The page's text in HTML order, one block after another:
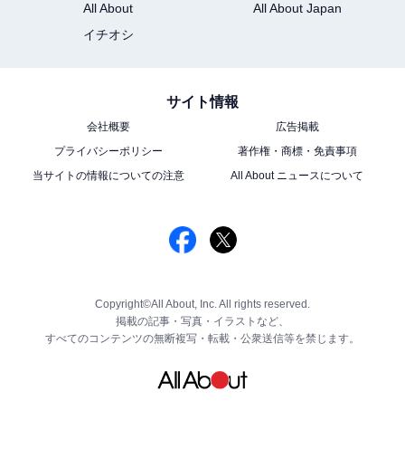
All About
All About Japan
イチオシ
サイト情報
会社概要
広告掲載
プライバシーポリシー
著作権・商標・免責事項
当サイトの情報についての注意
All About ニュースについて
Copyright©All About, Inc. All rights reserved.
掲載の記事・写真・イラストなど、
すべてのコンテンツの無断複写・転載・公衆送信等を禁じます。